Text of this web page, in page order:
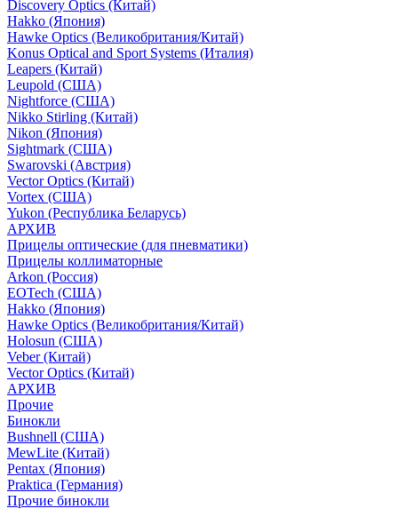
Discovery Optics (Китай)
Hakko (Япония)
Hawke Optics (Великобритания/Китай)
Konus Optical and Sport Systems (Италия)
Leapers (Китай)
Leupold (США)
Nightforce (США)
Nikko Stirling (Китай)
Nikon (Япония)
Sightmark (США)
Swarovski (Австрия)
Vector Optics (Китай)
Vortex (США)
Yukon (Республика Беларусь)
АРХИВ
Прицелы оптические (для пневматики)
Прицелы коллиматорные
Arkon (Россия)
EOTech (США)
Hakko (Япония)
Hawke Optics (Великобритания/Китай)
Holosun (США)
Veber (Китай)
Vector Optics (Китай)
АРХИВ
Прочие
Бинокли
Bushnell (США)
MewLite (Китай)
Pentax (Япония)
Praktica (Германия)
Прочие бинокли